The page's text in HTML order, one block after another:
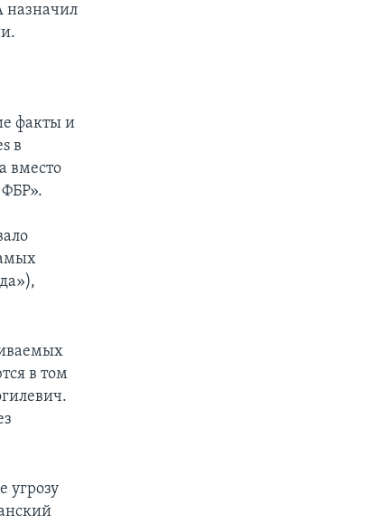
назначил
факты и
в
вместо
в том
угрозу